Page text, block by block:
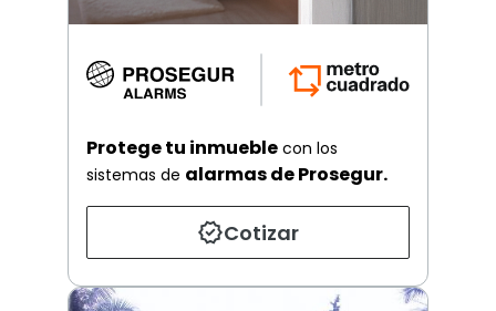
Protege tu inmueble con los
sistemas de alarmas de Prosegur.
Cotizar